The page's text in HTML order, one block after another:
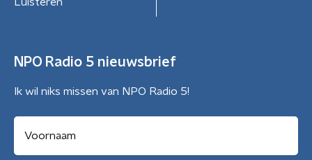
Luisteren
NPO Radio 5 nieuwsbrief
Ik wil niks missen van NPO Radio 5!